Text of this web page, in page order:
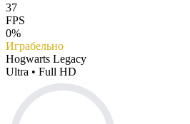
37
FPS
0%
Играбельно
Hogwarts Legacy
Ultra • Full HD